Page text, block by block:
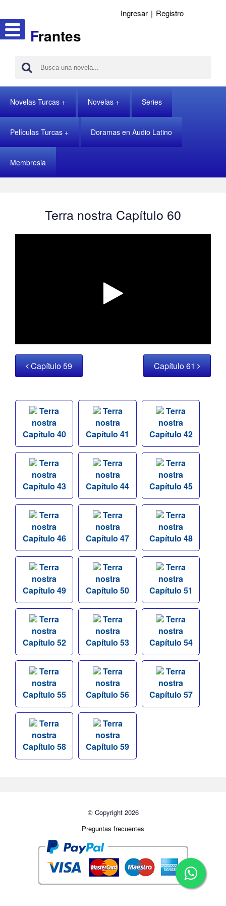
Frantes
Ingresar | Registro
Novelas Turcas Novelas Series
Películas Turcas Doramas en Audio Latino
Membresia
Terra nostra Capítulo 60
Capítulo 59 Capítulo 61
Terra
nostra
Capítulo 40
Terra
nostra
Capítulo 41
Terra
nostra
Capítulo 42
Terra
nostra
Capítulo 43
Terra
nostra
Capítulo 44
Terra
nostra
Capítulo 45
Terra
nostra
Capítulo 46
Terra
nostra
Capítulo 47
Terra
nostra
Capítulo 48
Terra
nostra
Capítulo 49
Terra
nostra
Capítulo 50
Terra
nostra
Capítulo 51
Terra
nostra
Capítulo 52
Terra
nostra
Capítulo 53
Terra
nostra
Capítulo 54
Terra
nostra
Capítulo 55
Terra
nostra
Capítulo 56
Terra
nostra
Capítulo 57
Terra
nostra
Capítulo 58
Terra
nostra
Capítulo 59
© Copyright 2026
Preguntas frecuentes